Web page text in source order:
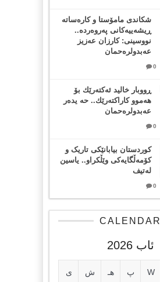
شکاندی مامۆستا و کارەساتە
ڕیشەییەکانی پەروەردە..
نووسینی: کارزان عەزیز
عەبدولرەحمان
0
ڕووبار خالید ئەكتەرێك بۆ
هەموو كاراكتەرێك.. حه یدەر
عەبدولرەحمان
0
کوردستان بیابانێکی تاریک و
کۆمەڵگایەکی وێڵکراو.. یاسین
لەتیف
0
CALENDAR
ئاب 2026
W پ هـ ش ی